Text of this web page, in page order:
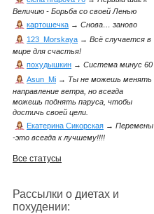
Величию - Борьба со своей Ленью
картошечка → Снова… заново
123_Morskaya → Всё случается в
мире для счастья!
похудышкин → Система минус 60
Asun_Mi → Ты не можешь менять
направление ветра, но всегда
можешь поднять паруса, чтобы
достичь своей цели.
Екатерина Сикорская → Перемены
-это всегда к лучшему!!!!
Все статусы
Рассылки о диетах и
похудении: